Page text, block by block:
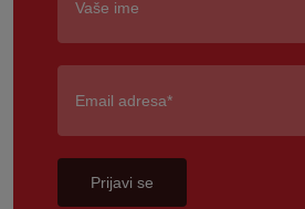
Prijavi se